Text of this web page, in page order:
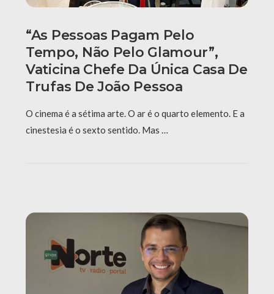
“As Pessoas Pagam Pelo
Tempo, Não Pelo Glamour”,
Vaticina Chefe Da Única Casa De
Trufas De João Pessoa
O cinema é a sétima arte. O ar é o quarto elemento. E a
cinestesia é o sexto sentido. Mas …